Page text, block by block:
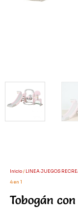
Inicio/ LINEA JUEGOS
4 en 1
Tobogán